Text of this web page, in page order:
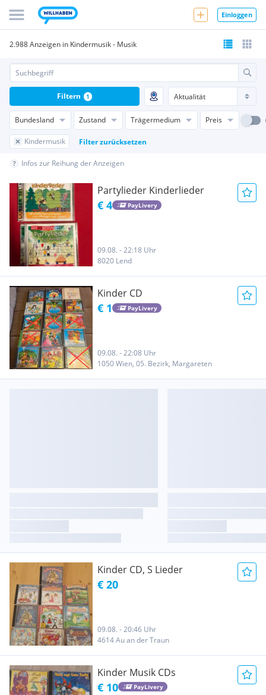
Einloggen
2.988 Anzeigen in Kindermusik - Musik
Bundesland Zustand Trägermedium Preis
Kindermusik Filter zurücksetzen
Filtern 1
Infos zur Reihung der Anzeigen
Partylieder Kinderlieder
€ 4 PayLivery
09.08. - 22:18 Uhr
8020 Lend
Kinder CD
€ 1 PayLivery
09.08. - 22:08 Uhr
1050 Wien, 05. Bezirk, Margareten
Kinder CD, S Lieder
€ 20
09.08. - 20:46 Uhr
4614 Au an der Traun
Kinder Musik CDs
€ 10 PayLivery